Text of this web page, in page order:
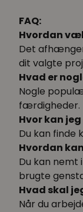
FAQ:
Hvordan
Det
dit valgte
Hvad er
Nogle
færdigheder.
Hvor kan
Du kan finde
Hvordan
Du kan
brugte
Hvad skal
Når du